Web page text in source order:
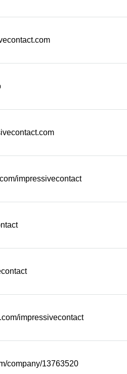
impressivecontact
impressivecontact
company/13763520